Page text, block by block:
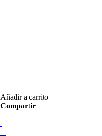
Añadir a carrito
Compartir